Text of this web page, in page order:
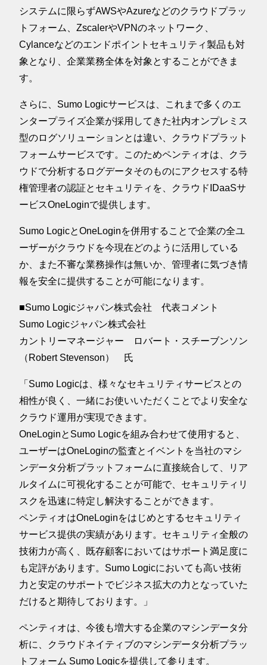
システムに限らずAWSやAzureなどのクラウドプラッ
トフォーム、ZscalerやVPNのネットワーク、
Cylanceなどのエンドポイントセキュリティ製品も対
象となり、企業業務全体を対象とすることができま
す。
さらに、Sumo Logicサービスは、これまで多くのエ
ンタープライズ企業が採用してきた社内オンプレミス
型のログソリューションとは違い、クラウドプラット
フォームサービスです。このためペンティオは、クラ
ウドで分析するログデータそのものにアクセスする特
権管理者の認証とセキュリティを、クラウドIDaaSサ
ービスOneLoginで提供します。
Sumo LogicとOneLoginを併用することで企業の全ユ
ーザーがクラウドを今現在どのように活用している
か、また不審な業務操作は無いか、管理者に気づき情
報を安全に提供することが可能になります。
■Sumo Logicジャパン株式会社 代表コメント
Sumo Logicジャパン株式会社
カントリーマネージャー ロバート・スチーブンソン
（Robert Stevenson） 氏
「Sumo Logicは、様々なセキュリティサービスとの
相性が良く、一緒にお使いいただくことでより安全な
クラウド運用が実現できます。
OneLoginとSumo Logicを組み合わせて使用すると、
ユーザーはOneLoginの監査とイベントを当社のマシ
ンデータ分析プラットフォームに直接統合して、リア
ルタイムに可視化することが可能で、セキュリティリ
スクを迅速に特定し解決することができます。
ペンティオはOneLoginをはじめとするセキュリティ
サービス提供の実績があります。セキュリティ全般の
技術力が高く、既存顧客においてはサポート満足度に
も定評があります。Sumo Logicにおいても高い技術
力と安定のサポートでビジネス拡大の力となっていた
だけると期待しております。」
ペンティオは、今後も増大する企業のマシンデータ分
析に、クラウドネイティブのマシンデータ分析プラッ
トフォーム Sumo Logicを提供して参ります。